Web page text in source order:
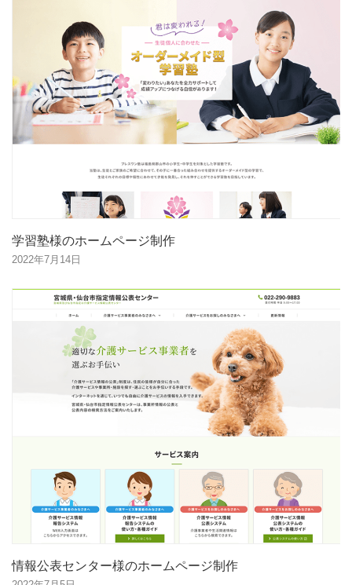
学習塾様のホームページ制作
2022年7月14日
情報公表センター様のホームページ制作